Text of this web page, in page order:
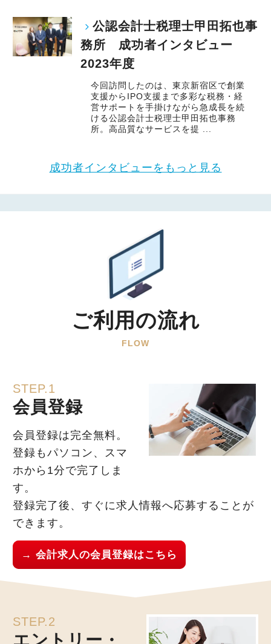
公認会計士税理士甲田拓也事
務所 成功者インタビュー
2023年度
今回訪問したのは、東京新宿区で創業
支援からIPO支援まで多彩な税務・経
営サポートを手掛けながら急成長を続
ける公認会計士税理士甲田拓也事務
所。高品質なサービスを提 ...
成功者インタビューをもっと見る
ご利用の流れ
FLOW
STEP.1
会員登録
会員登録は完全無料。
登録もパソコン、スマ
ホから1分で完了しま
す。
登録完了後、すぐに求人情報へ応募することが
できます。
→ 会計求人の会員登録はこちら
STEP.2
エントリー・